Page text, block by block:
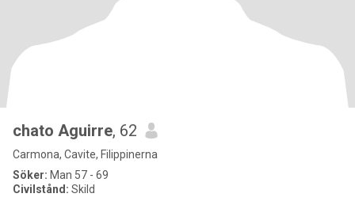
chato Aguirre, 62
Carmona, Cavite, Filippinerna
Söker: Man 57 - 69
Civilstånd: Skild